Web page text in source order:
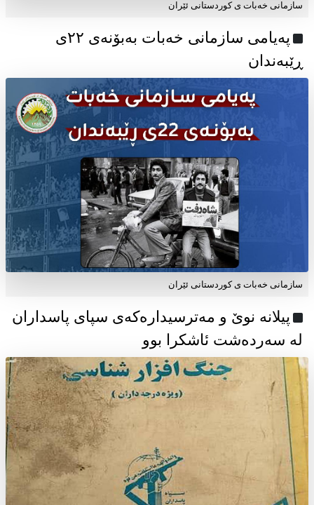
سازمانی خەبات ی کوردستانی ئێران
پەیامی سازمانی خەبات بەبۆنەی ۲۲ی
ڕێبەندان
سازمانی خەبات ی كوردستانی ئێران
پیلانە نوێ و مەترسیدارەکەی سپای پاسداران
لە سەردەشت ئاشکرا بوو